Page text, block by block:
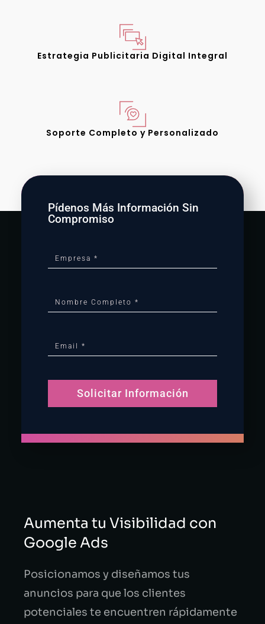
Estrategia Publicitaria Digital Integral
Soporte Completo y Personalizado
Pídenos Más Información Sin
Compromiso
Solicitar Información
Aumenta tu Visibilidad con
Google Ads
Posicionamos y diseñamos tus
anuncios para que los clientes
potenciales te encuentren rápidamente